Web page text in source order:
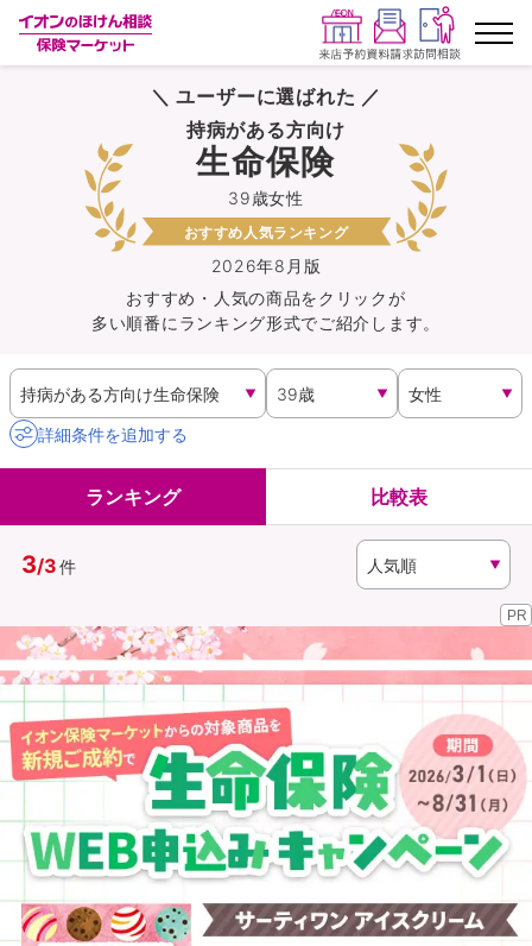
ランキングから探す
保険を比較する
保険会社から探す
イオンカード会員さま専用保険
キャンペーン一覧
コラム
イオングループ従業員さま向け
（無料） （無料）
イオンカード会員さま専用保険
＼ ユーザーに選ばれた ／
2026年8月版
39歳女性
持病がある方向け
生命保険
おすすめ人気ランキング
おすすめ・人気の商品をクリックが
多い順番にランキング形式でご紹介します。
詳細条件を追加する
ランキング 比較表
3/3件
PR